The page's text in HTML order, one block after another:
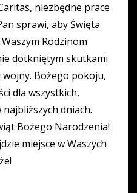
niezbędne prace
sprawi, aby Święta
Rodzinom
dotkniętym skutkami
Bożego pokoju,
dla wszystkich,
dniach.
Bożego Narodzenia!
miejsce w Waszych